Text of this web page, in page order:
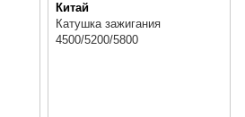
Китай
Катушка зажигания
4500/5200/5800